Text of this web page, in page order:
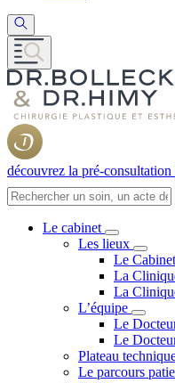
découvrez la pré-
Le cabinet
Les lieux
Le
La
La
L’équipe
Le
Le
Plateau
Le parcours